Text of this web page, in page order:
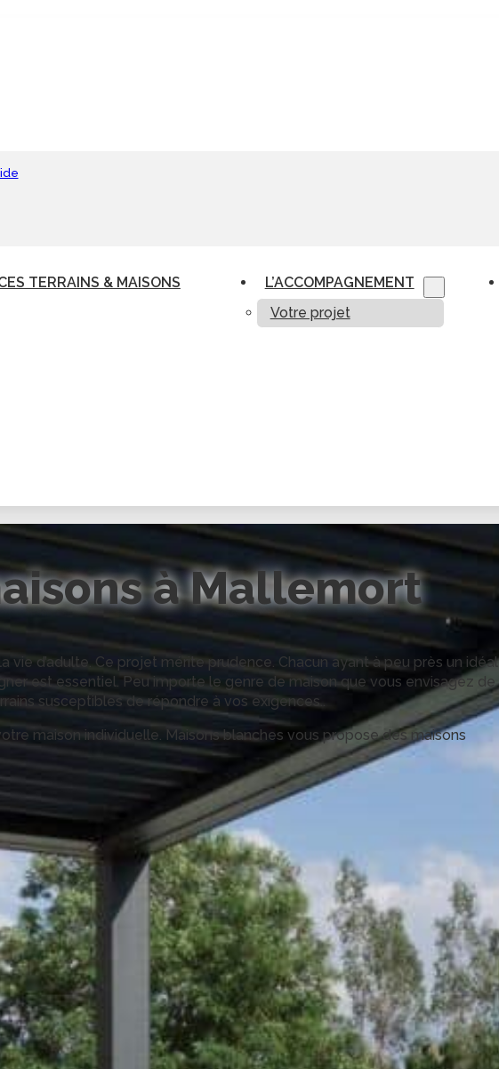
TERRAINS & MAISONS
L’ACCOMPAGNEMENT
Votre projet
àMallemort
d’adulte. Ce projet mérite prudence. Chacun ayant à peu près un idéal
est essentiel. Peu importe le genre de maison que vous envisagez de
susceptibles de répondre à vos exigences..
maison individuelle. Maisons blanches vous propose des maisons